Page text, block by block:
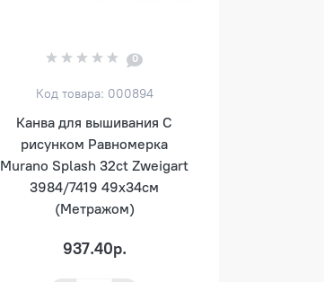
0
Код товара: 000894
Канва для вышивания С
рисунком Равномерка
Murano Splash 32ct Zweigart
3984/7419 49х34см
(Метражом)
937.40р.